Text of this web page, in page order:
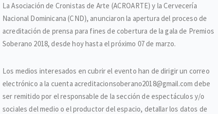
La Asociación de Cronistas de Arte (ACROARTE) y la Cervecería
Nacional Dominicana (CND), anunciaron la apertura del proceso de
acreditación de prensa para fines de cobertura de la gala de Premios
Soberano 2018, desde hoy hasta el próximo 07 de marzo.
Los medios interesados en cubrir el evento han de dirigir un correo
electrónico a la cuenta acreditacionsoberano2018@gmail.com debe
ser remitido por el responsable de la sección de espectáculos y/o
sociales del medio o el productor del espacio, detallar los datos de